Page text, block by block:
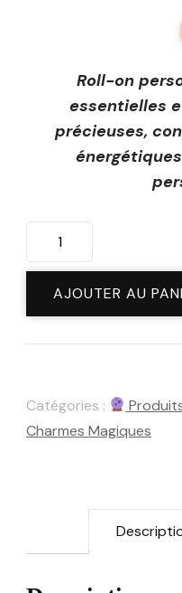
Roll-on
essentielles
précieuses,
quantité
de
On
Personnalisé
AJOUTER AU
Catégories :
Charmes Magiques